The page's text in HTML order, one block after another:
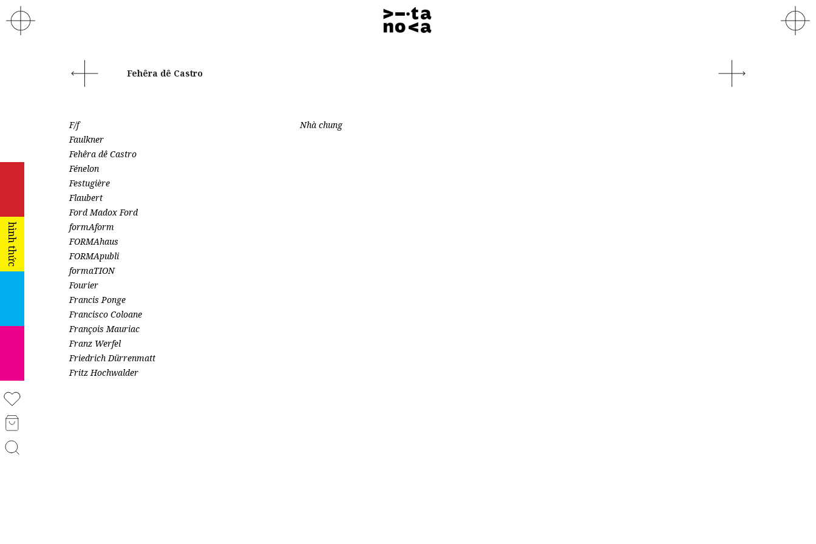
hình thức
Fehêra dê Castro
F/f
Faulkner
Fehêra dê Castro
Fénelon
Festugière
Flaubert
Ford Madox Ford
formAform
FORMAhaus
FORMApubli
formaTION
Fourier
Francis Ponge
Francisco Coloane
François Mauriac
Franz Werfel
Friedrich Dürrenmatt
Fritz Hochwalder
Nhà chung